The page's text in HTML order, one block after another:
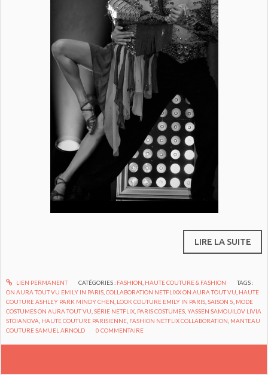
LIRE LA SUITE
LIEN PERMANENT CATÉGORIES : FASHION HAUTE COUTURE & FASHION
TAGS :
ON AURA TOUT VU EMILY IN PARIS ,COLLABORATION NETFLIXX ON AURA TOUT VU HAUTE
COUTURE ASHLEY PARK MINDY CHEN LOOK COUTURE EMILY IN PARIS ,SAISON 5 MODE
COSTUMES ON AURA TOUT VU ,SÉRIE NETFLIX PARIS COSTUMES ,YASSEN SAMOUILOV LIVIA
STOIANOVA HAUTE COUTURE PARISIENNE FASHION NETFLIX COLLABORATION MANTEAU
COUTURE SAMUEL ARNOLD
0 COMMENTAIRE